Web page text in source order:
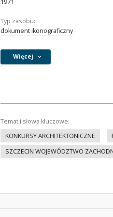
1971
Typ zasobu:
dokument ikonograficzny
Więcej
Temat i słowa kluczowe:
KONKURSY ARCHITEKTONICZNE
SZCZECIN WOJEWÓDZTWO